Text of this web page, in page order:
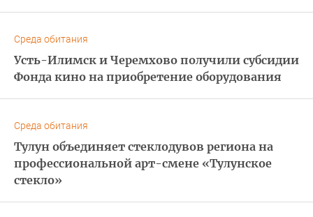
Среда обитания
Усть-Илимск и Черемхово получили субсидии
Фонда кино на приобретение оборудования
Среда обитания
Тулун объединяет стеклодувов региона на
профессиональной арт-смене «Тулунское
стекло»